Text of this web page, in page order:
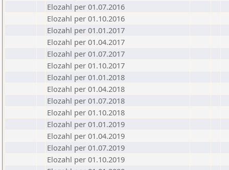
Elozahl per 01.07.2016
Elozahl per 01.10.2016
Elozahl per 01.01.2017
Elozahl per 01.04.2017
Elozahl per 01.07.2017
Elozahl per 01.10.2017
Elozahl per 01.01.2018
Elozahl per 01.04.2018
Elozahl per 01.07.2018
Elozahl per 01.10.2018
Elozahl per 01.01.2019
Elozahl per 01.04.2019
Elozahl per 01.07.2019
Elozahl per 01.10.2019